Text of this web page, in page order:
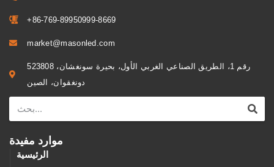
+86-769-89950999-8669
market@masonled.com
رقم 1، الطريق الصناعي الغربي الأول، بحيرة سونغشان، 523808
دونغقوان، الصين
موارد مفيدة
الرئيسية